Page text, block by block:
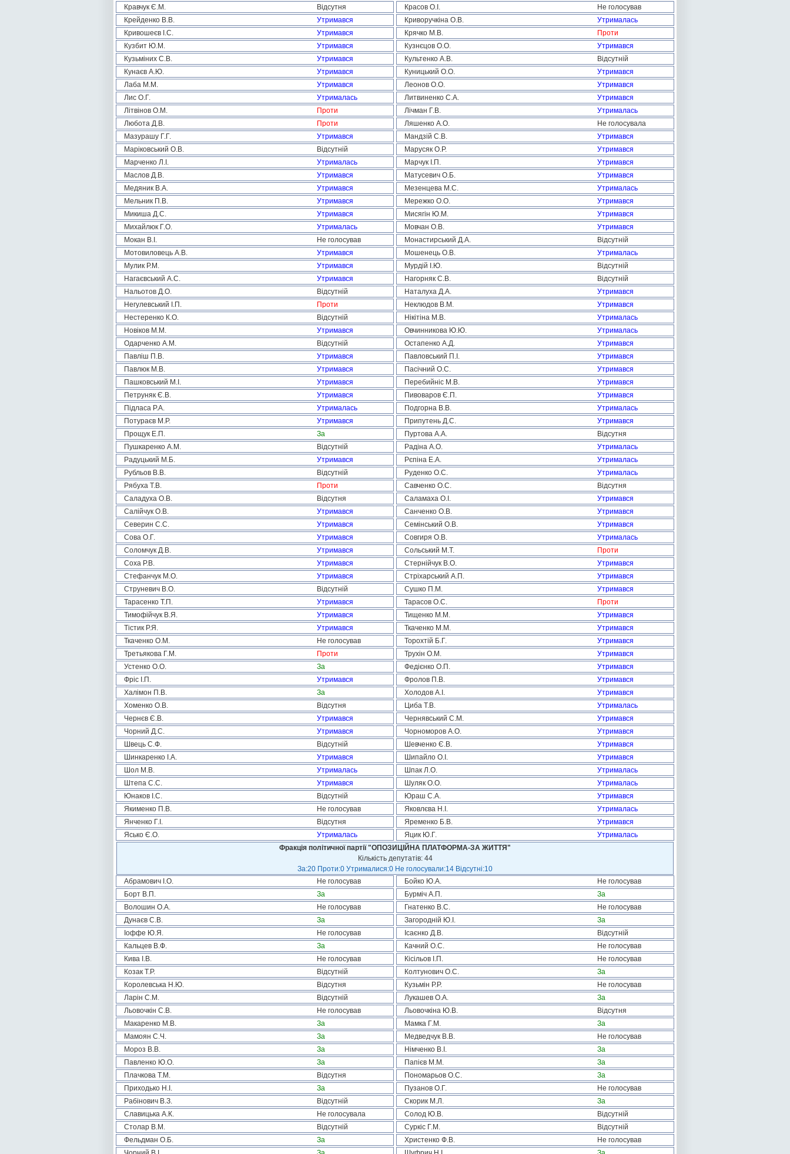
Кравчук Є.М.
Відсутня Красов О.І.
Не голосував
Крейденко В.В.
Утримався Криворучкіна О.В.
Утрималась
Кривошеєв І.С.
Утримався Крячко М.В.
Проти
Кузбит Ю.М.
Утримався Кузнєцов О.О.
Утримався
Кузьміних С.В.
Утримався Культенко А.В.
Відсутній
Кунаєв А.Ю.
Утримався Куницький О.О.
Утримався
Лаба М.М.
Утримався Леонов О.О.
Утримався
Лис О.Г.
Утрималась Литвиненко С.А.
Утримався
Літвінов О.М.
Проти Лічман Г.В.
Утрималась
Любота Д.В.
Проти Ляшенко А.О.
Не голосувала
Мазурашу Г.Г.
Утримався Мандзій С.В.
Утримався
Маріковський О.В.
Відсутній Марусяк О.Р.
Утримався
Марченко Л.І.
Утрималась Марчук І.П.
Утримався
Маслов Д.В.
Утримався Матусевич О.Б.
Утримався
Медяник В.А.
Утримався Мезенцева М.С.
Утрималась
Мельник П.В.
Утримався Мережко О.О.
Утримався
Микиша Д.С.
Утримався Мисягін Ю.М.
Утримався
Михайлюк Г.О.
Утрималась Мовчан О.В.
Утримався
Мокан В.І.
Не голосував Монастирський Д.А.
Відсутній
Мотовиловець А.В.
Утримався Мошенець О.В.
Утрималась
Мулик Р.М.
Утримався Мурдій І.Ю.
Відсутній
Нагаєвський А.С.
Утримався Нагорняк С.В.
Відсутній
Нальотов Д.О.
Відсутній Наталуха Д.А.
Утримався
Негулевський І.П.
Проти Неклюдов В.М.
Утримався
Нестеренко К.О.
Відсутній Нікітіна М.В.
Утрималась
Новіков М.М.
Утримався Овчинникова Ю.Ю.
Утрималась
Одарченко А.М.
Відсутній Остапенко А.Д.
Утримався
Павліш П.В.
Утримався Павловський П.І.
Утримався
Павлюк М.В.
Утримався Пасічний О.С.
Утримався
Пашковський М.І.
Утримався Перебийніс М.В.
Утримався
Петруняк Є.В.
Утримався Пивоваров Є.П.
Утримався
Підласа Р.А.
Утрималась Подгорна В.В.
Утрималась
Потураєв М.Р.
Утримався Припутень Д.С.
Утримався
Прощук Е.П.
За Пуртова А.А.
Відсутня
Пушкаренко А.М.
Відсутній Радіна А.О.
Утрималась
Радуцький М.Б.
Утримався Рєпіна Е.А.
Утрималась
Рубльов В.В.
Відсутній Руденко О.С.
Утрималась
Рябуха Т.В.
Проти Савченко О.С.
Відсутня
Саладуха О.В.
Відсутня Саламаха О.І.
Утримався
Салійчук О.В.
Утримався Санченко О.В.
Утримався
Северин С.С.
Утримався Семінський О.В.
Утримався
Сова О.Г.
Утримався Совгиря О.В.
Утрималась
Соломчук Д.В.
Утримався Сольський М.Т.
Проти
Соха Р.В.
Утримався Стернійчук В.О.
Утримався
Стефанчук М.О.
Утримався Стріхарський А.П.
Утримався
Струневич В.О.
Відсутній Сушко П.М.
Утримався
Тарасенко Т.П.
Утримався Тарасов О.С.
Проти
Тимофійчук В.Я.
Утримався Тищенко М.М.
Утримався
Тістик Р.Я.
Утримався Ткаченко М.М.
Утримався
Ткаченко О.М.
Не голосував Торохтій Б.Г.
Утримався
Третьякова Г.М.
Проти Трухін О.М.
Утримався
Устенко О.О.
За Федієнко О.П.
Утримався
Фріс І.П.
Утримався Фролов П.В.
Утримався
Халімон П.В.
За Холодов А.І.
Утримався
Хоменко О.В.
Відсутня Циба Т.В.
Утрималась
Чернєв Є.В.
Утримався Чернявський С.М.
Утримався
Чорний Д.С.
Утримався Чорноморов А.О.
Утримався
Швець С.Ф.
Відсутній Шевченко Є.В.
Утримався
Шинкаренко І.А.
Утримався Шипайло О.І.
Утримався
Шол М.В.
Утрималась Шпак Л.О.
Утрималась
Штепа С.С.
Утримався Шуляк О.О.
Утрималась
Юнаков І.С.
Відсутній Юраш С.А.
Утримався
Якименко П.В.
Не голосував Яковлєва Н.І.
Утрималась
Янченко Г.І.
Відсутня Яременко Б.В.
Утримався
Ясько Є.О.
Утрималась Яцик Ю.Г.
Утрималась
Фракція політичної партії "ОПОЗИЦІЙНА ПЛАТФОРМА-ЗА ЖИТТЯ"
Кількість депутатів: 44
За:20 Проти:0 Утрималися:0 Не голосували:14 Відсутні:10
Абрамович І.О.
Не голосував Бойко Ю.А.
Не голосував
Борт В.П.
За Бурміч А.П.
За
Волошин О.А.
Не голосував Гнатенко В.С.
Не голосував
Дунаєв С.В.
За Загородній Ю.І.
За
Іоффе Ю.Я.
Не голосував Ісаєнко Д.В.
Відсутній
Кальцев В.Ф.
За Качний О.С.
Не голосував
Кива І.В.
Не голосував Кісільов І.П.
Не голосував
Козак Т.Р.
Відсутній Колтунович О.С.
За
Королевська Н.Ю.
Відсутня Кузьмін Р.Р.
Не голосував
Ларін С.М.
Відсутній Лукашев О.А.
За
Льовочкін С.В.
Не голосував Льовочкіна Ю.В.
Відсутня
Макаренко М.В.
За Мамка Г.М.
За
Мамоян С.Ч.
За Медведчук В.В.
Не голосував
Мороз В.В.
За Німченко В.І.
За
Павленко Ю.О.
За Папієв М.М.
За
Плачкова Т.М.
Відсутня Пономарьов О.С.
За
Приходько Н.І.
За Пузанов О.Г.
Не голосував
Рабінович В.З.
Відсутній Скорик М.Л.
За
Славицька А.К.
Не голосувала Солод Ю.В.
Відсутній
Столар В.М.
Відсутній Суркіс Г.М.
Відсутній
Фельдман О.Б.
За Христенко Ф.В.
Не голосував